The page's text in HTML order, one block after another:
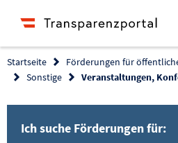
Startseite
Förderungen für
Sonstige
Veranstaltungen,
Ich suche Förderungen für: